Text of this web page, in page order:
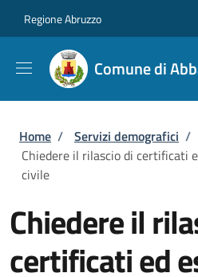
Regione Abruzzo
Comune di
Briciole di pane
Home / Servizi demografici /
Chiedere il rilascio di certificati
civile
Chiedere il
certificati ed